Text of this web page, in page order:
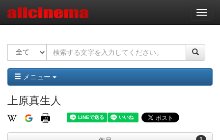
ナ
ビ
ー
ョ
ン
メニュー
上原真生人